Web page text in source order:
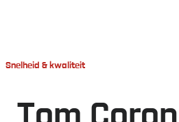
Snelheid & kwaliteit